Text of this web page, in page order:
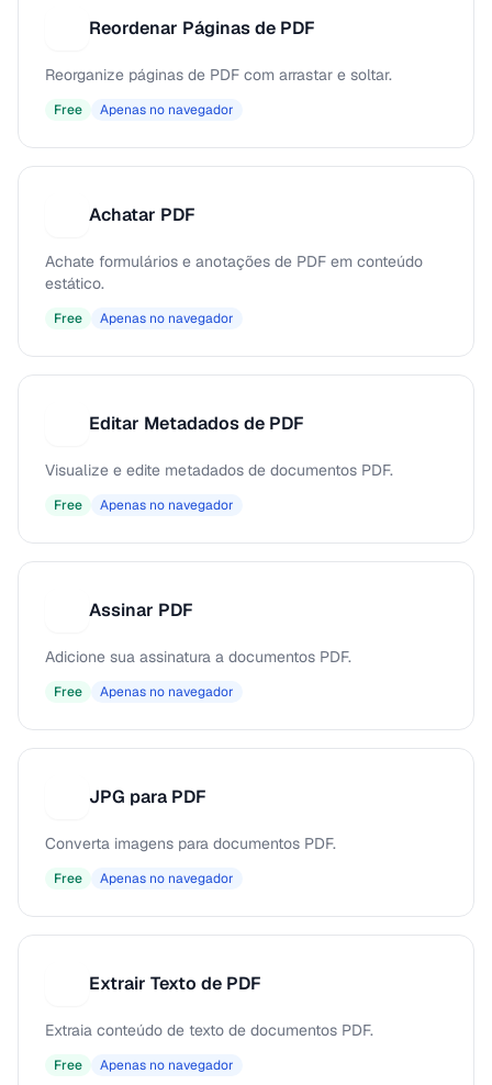
Reordenar Páginas de PDF
Reorganize páginas de PDF com arrastar e soltar.
Free Apenas no navegador
Achatar PDF
Achate formulários e anotações de PDF em conteúdo
estático.
Free Apenas no navegador
Editar Metadados de PDF
Visualize e edite metadados de documentos PDF.
Free Apenas no navegador
Assinar PDF
Adicione sua assinatura a documentos PDF.
Free Apenas no navegador
JPG para PDF
Converta imagens para documentos PDF.
Free Apenas no navegador
Extrair Texto de PDF
Extraia conteúdo de texto de documentos PDF.
Free Apenas no navegador